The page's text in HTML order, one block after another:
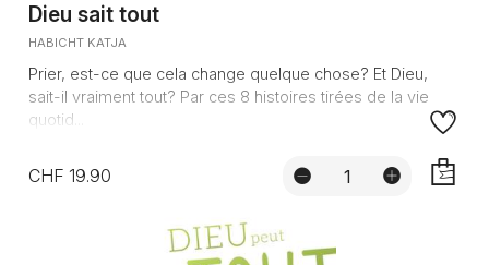
Dieu sait tout
HABICHT KATJA
Prier, est-ce que cela change quelque chose? Et Dieu,
sait-il vraiment tout? Par ces 8 histoires tirées de la vie
quotid...
CHF 19.90